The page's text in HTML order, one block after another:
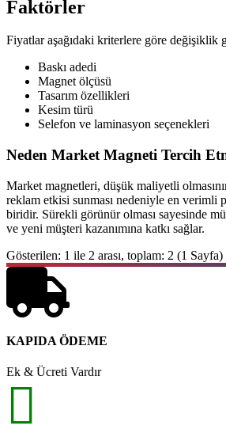
Faktörler
Fiyatlar aşağıdaki kriterlere göre değişiklik
Baskı adedi
Magnet ölçüsü
Tasarım özellikleri
Kesim türü
Selefon ve laminasyon seçenekleri
Neden Market Magneti Tercih
Market magnetleri, düşük maliyetli
reklam etkisi sunması nedeniyle en verimli
biridir. Sürekli görünür olması sayesinde
ve yeni müşteri kazanımına katkı sağlar.
Gösterilen: 1 ile 2 arası, toplam: 2 (1 Sayfa)
KAPIDA ÖDEME
Ek & Ücreti Vardır